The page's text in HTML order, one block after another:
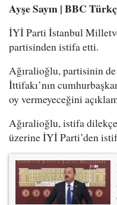
Ayşe Sayın | BBC
İYİ Parti İstanbul
partisinden istifa etti.
Ağıralioğlu, partisinin
İttifakı’nın
oy vermeyeceğini
Ağıralioğlu, istifa
üzerine İYİ Parti’den